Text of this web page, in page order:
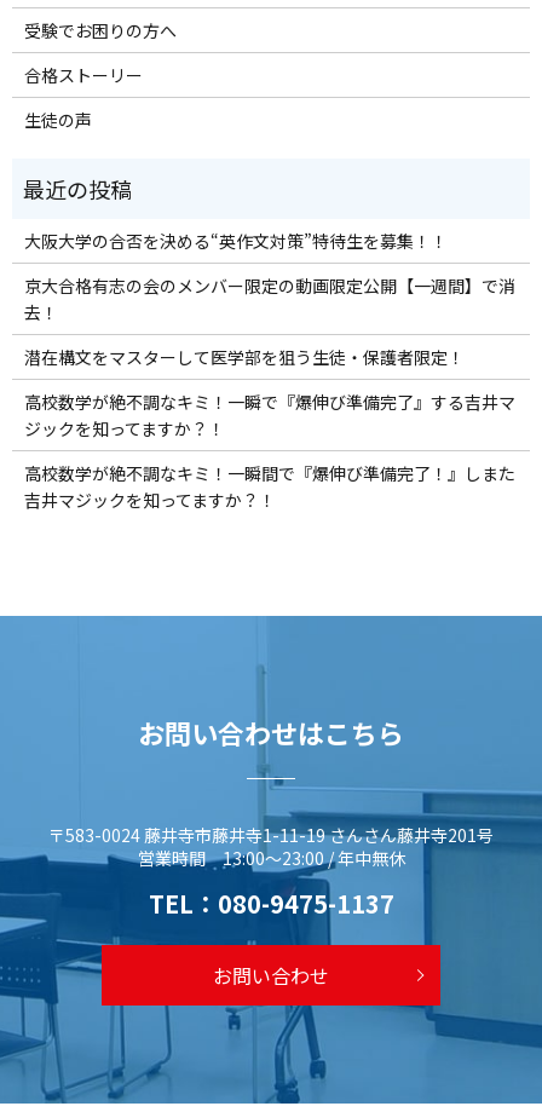
受験でお困りの方へ
合格ストーリー
生徒の声
大阪大学の合否を決める“英作文対策”特待生を募集！！
京大合格有志の会のメンバー限定の動画限定公開【一週間】で消
去！
潜在構文をマスターして医学部を狙う生徒・保護者限定！
高校数学が絶不調なキミ！一瞬で『爆伸び準備完了』する吉井マ
ジックを知ってますか？！
高校数学が絶不調なキミ！一瞬間で『爆伸び準備完了！』しまた
吉井マジックを知ってますか？！
お問い合わせはこちら
〒583-0024 藤井寺市藤井寺1-11-19 さんさん藤井寺201号
営業時間 13:00～23:00 / 年中無休
TEL： 080-9475-1137
お問い合わせ